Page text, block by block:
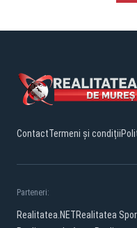
ContactTermeni și condiții
Parteneri:
Realitatea.NETRealitatea